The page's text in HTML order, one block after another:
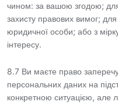
чином: за вашою згодою;
захисту правових вимог;
юридичної особи; або з
інтересу.
8.7 Ви маєте право
персональних даних на
конкретною ситуацією, але